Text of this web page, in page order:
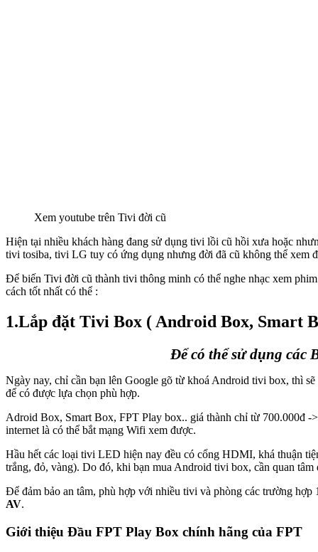
Xem youtube trên Tivi đời cũ
Hiện tại nhiều khách hàng đang sử dụng tivi lồi cũ hồi xưa hoặc
tivi tosiba, tivi LG tuy có ứng dụng nhưng đời đã cũ không thể xem
Để biến Tivi đời cũ thành tivi thông minh có thể nghe nhạc xem
cách tốt nhất có thể :
1.Lắp đặt Tivi Box ( Android Box, Smart
Để có thể sử dụng các
Ngày nay, chỉ cần bạn lên Google gõ từ khoá Android tivi box, thì
để có được lựa chọn phù hợp.
Adroid Box, Smart Box, FPT Play box.. giá thành chỉ từ 700.000đ -
internet là có thể bắt mạng Wifi xem được.
Hầu hết các loại tivi LED hiện nay đều có cổng HDMI, khá thuận
trắng, đỏ, vàng). Do đó, khi bạn mua Android tivi box, cần quan
Để đảm bảo an tâm, phù hợp với nhiều tivi và phòng các trường
AV.
Giới thiệu Đầu FPT Play Box chính hãng của FPT